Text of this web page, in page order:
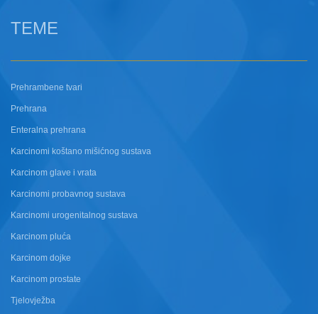
TEME
Prehrambene tvari
Prehrana
Enteralna prehrana
Karcinomi koštano mišićnog sustava
Karcinom glave i vrata
Karcinomi probavnog sustava
Karcinomi urogenitalnog sustava
Karcinom pluća
Karcinom dojke
Karcinom prostate
Tjelovježba